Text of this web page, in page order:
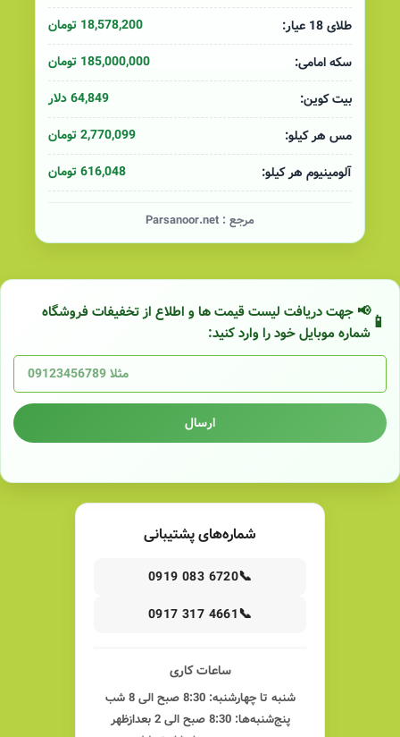
طلای 18 عیار:
18,578,200 تومان
سکه امامی:
185,000,000 تومان
بیت کوین:
64,849 دلار
مس هر کیلو:
2,770,099 تومان
آلومینیوم هر کیلو:
616,048 تومان
مرجع : Parsanoor.net
📢 جهت دریافت لیست قیمت ها و اطلاع از تخفیفات فروشگاه
شماره موبایل خود را وارد کنید:
ارسال
شماره‌های پشتیبانی
📞
0919 083 6720
📞
0917 317 4661
ساعات کاری
شنبه تا چهارشنبه: 8:30 صبح الی 8 شب
پنج‌شنبه‌ها: 8:30 صبح الی 2 بعدازظهر